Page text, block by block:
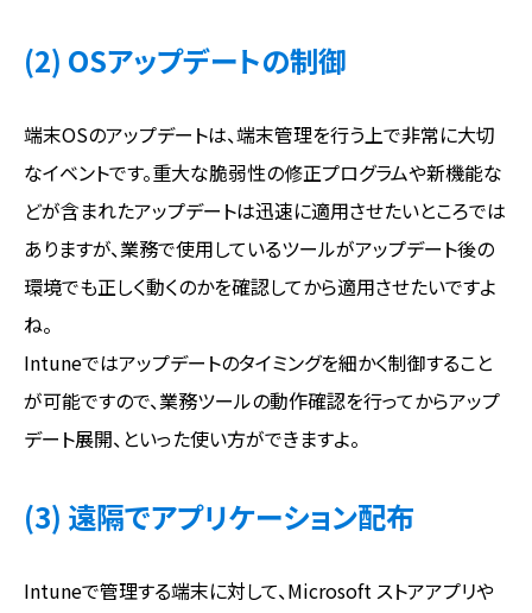
(2) OSアップデートの制御
端末OSのアップデートは、端末管理を行う上で非常に大切
なイベントです。重大な脆弱性の修正プログラムや新機能な
どが含まれたアップデートは迅速に適用させたいところでは
ありますが、業務で使用しているツールがアップデート後の
環境でも正しく動くのかを確認してから適用させたいですよ
ね。
Intuneではアップデートのタイミングを細かく制御すること
が可能ですので、業務ツールの動作確認を行ってからアップ
デート展開、といった使い方ができますよ。
(3) 遠隔でアプリケーション配布
Intuneで管理する端末に対して、Microsoft ストアアプリや